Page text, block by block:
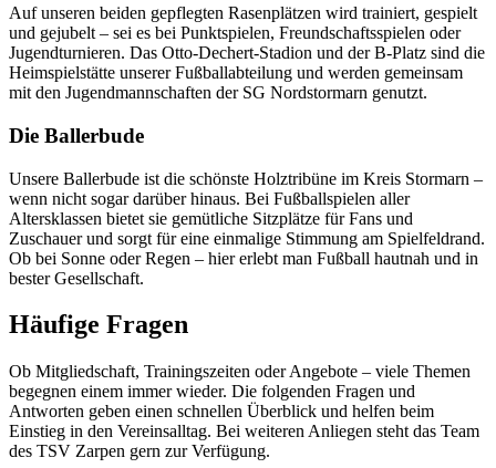
Auf unseren beiden gepflegten Rasenplätzen wird trainiert, gespielt
und gejubelt – sei es bei Punktspielen, Freundschaftsspielen oder
Jugendturnieren. Das Otto-Dechert-Stadion und der B-Platz sind die
Heimspielstätte unserer Fußballabteilung und werden gemeinsam
mit den Jugendmannschaften der SG Nordstormarn genutzt.
Die Ballerbude
Unsere Ballerbude ist die schönste Holztribüne im Kreis Stormarn –
wenn nicht sogar darüber hinaus. Bei Fußballspielen aller
Altersklassen bietet sie gemütliche Sitzplätze für Fans und
Zuschauer und sorgt für eine einmalige Stimmung am Spielfeldrand.
Ob bei Sonne oder Regen – hier erlebt man Fußball hautnah und in
bester Gesellschaft.
Häufige Fragen
Ob Mitgliedschaft, Trainingszeiten oder Angebote – viele Themen
begegnen einem immer wieder. Die folgenden Fragen und
Antworten geben einen schnellen Überblick und helfen beim
Einstieg in den Vereinsalltag. Bei weiteren Anliegen steht das Team
des TSV Zarpen gern zur Verfügung.